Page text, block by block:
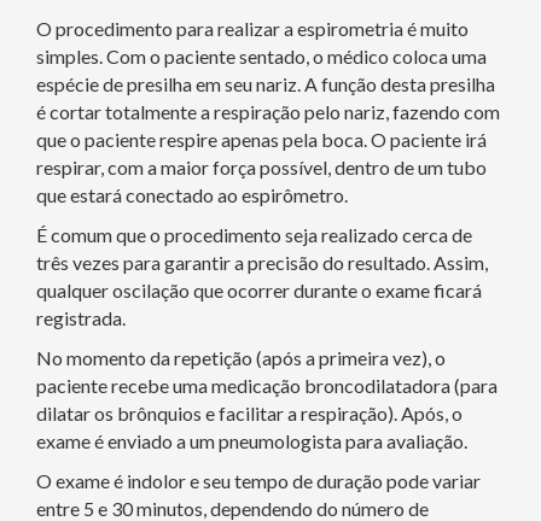
O procedimento para realizar a espirometria é muito
simples. Com o paciente sentado, o médico coloca uma
espécie de presilha em seu nariz. A função desta presilha
é cortar totalmente a respiração pelo nariz, fazendo com
que o paciente respire apenas pela boca. O paciente irá
respirar, com a maior força possível, dentro de um tubo
que estará conectado ao espirômetro.
É comum que o procedimento seja realizado cerca de
três vezes para garantir a precisão do resultado. Assim,
qualquer oscilação que ocorrer durante o exame ficará
registrada.
No momento da repetição (após a primeira vez), o
paciente recebe uma medicação broncodilatadora (para
dilatar os brônquios e facilitar a respiração). Após, o
exame é enviado a um pneumologista para avaliação.
O exame é indolor e seu tempo de duração pode variar
entre 5 e 30 minutos, dependendo do número de